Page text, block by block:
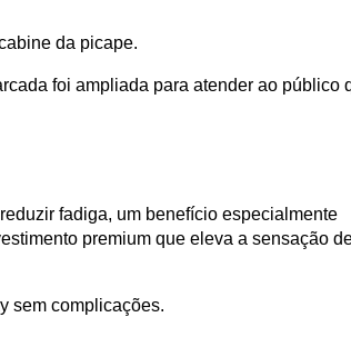
da picape.
foi ampliada para atender ao público
fadiga, um benefício especialmente
premium que eleva a sensação
sem complicações.